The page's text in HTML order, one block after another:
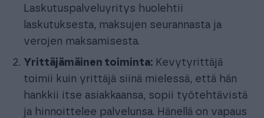
Laskutuspalveluyritys huolehtii
laskutuksesta, maksujen seurannasta ja
verojen maksamisesta.
Yrittäjämäinen toiminta: Kevytyrittäjä
toimii kuin yrittäjä siinä mielessä, että hän
hankkii itse asiakkaansa, sopii työtehtävistä
ja hinnoittelee palvelunsa. Hänellä on vapaus